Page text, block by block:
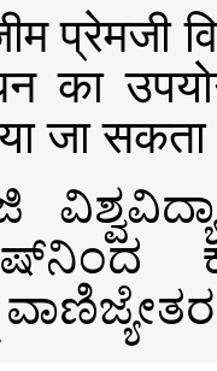
प्रेमजी
का
जा